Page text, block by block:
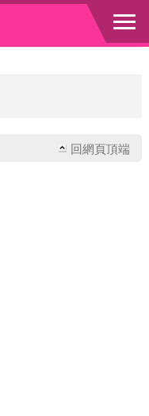
回網頁頂端